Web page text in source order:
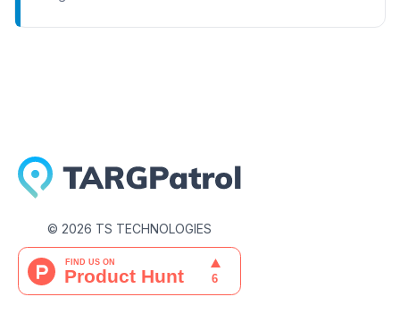
© 2026 TS TECHNOLOGIES